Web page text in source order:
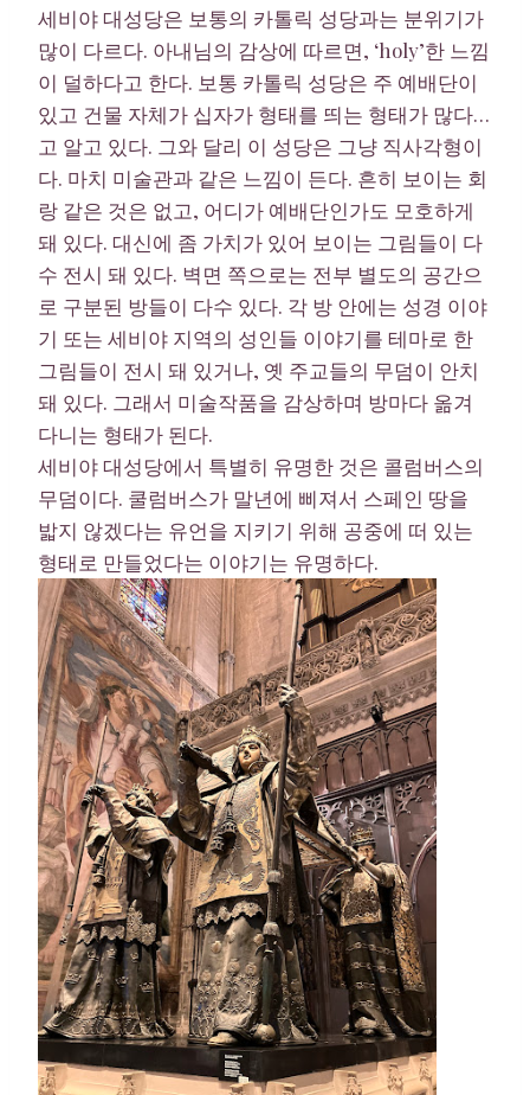
세비야 대성당은 보통의 카톨릭 성당과는 분위기가
많이 다르다. 아내님의 감상에 따르면, ‘holy’한 느낌
이 덜하다고 한다. 보통 카톨릭 성당은 주 예배단이
있고 건물 자체가 십자가 형태를 띄는 형태가 많다…
고 알고 있다. 그와 달리 이 성당은 그냥 직사각형이
다. 마치 미술관과 같은 느낌이 든다. 흔히 보이는 회
랑 같은 것은 없고, 어디가 예배단인가도 모호하게
돼 있다. 대신에 좀 가치가 있어 보이는 그림들이 다
수 전시 돼 있다. 벽면 쪽으로는 전부 별도의 공간으
로 구분된 방들이 다수 있다. 각 방 안에는 성경 이야
기 또는 세비야 지역의 성인들 이야기를 테마로 한
그림들이 전시 돼 있거나, 옛 주교들의 무덤이 안치
돼 있다. 그래서 미술작품을 감상하며 방마다 옮겨
다니는 형태가 된다.
세비야 대성당에서 특별히 유명한 것은 콜럼버스의
무덤이다. 쿨럼버스가 말년에 삐져서 스페인 땅을
밟지 않겠다는 유언을 지키기 위해 공중에 떠 있는
형태로 만들었다는 이야기는 유명하다.